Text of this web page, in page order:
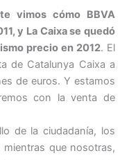
vimos cómo BBVA
y La Caixa se quedó
precio en 2012. El
de Catalunya Caixa a
de euros. Y estamos
con la venta de
de la ciudadanía, los
que nosotras,